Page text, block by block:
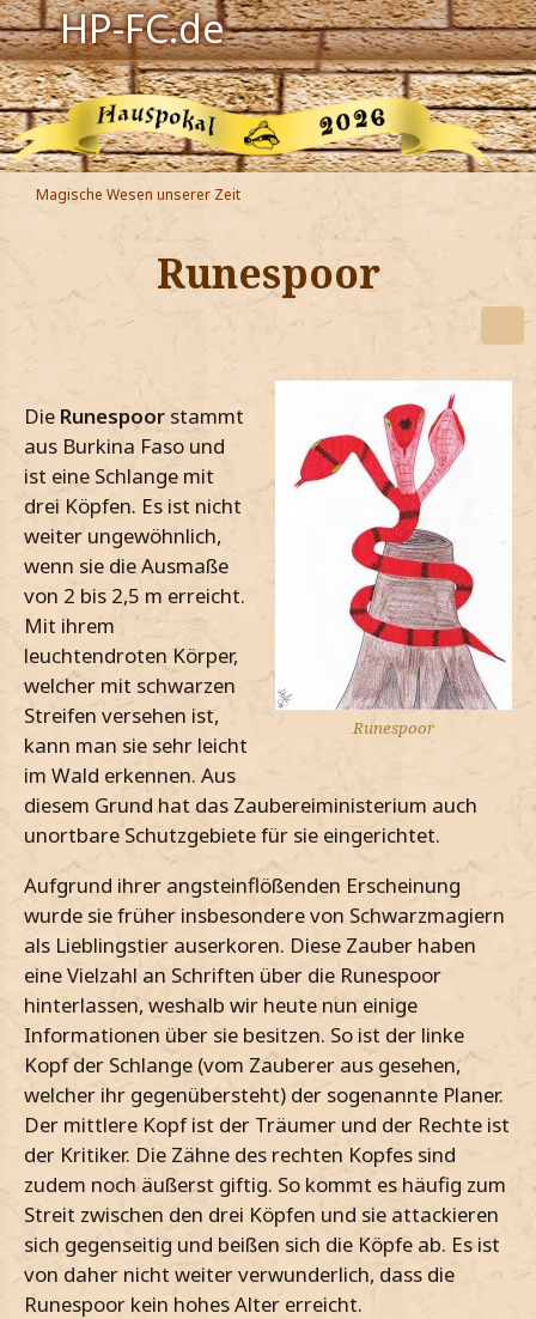
HP-FC.de
Navigation
Harry Potter
Der HP-FC
Hogwarts
Zauberwelt
Jetzt Fanclub-Mitglied werden!
Magische Wesen unserer Zeit
Runespoor
Runespoor
Die Runespoor stammt
aus Burkina Faso und
ist eine Schlange mit
drei Köpfen. Es ist nicht
weiter ungewöhnlich,
wenn sie die Ausmaße
von 2 bis 2,5 m erreicht.
Mit ihrem
leuchtendroten Körper,
welcher mit schwarzen
Streifen versehen ist,
kann man sie sehr leicht
im Wald erkennen. Aus
diesem Grund hat das Zaubereiministerium auch
unortbare Schutzgebiete für sie eingerichtet.
Aufgrund ihrer angsteinflößenden Erscheinung
wurde sie früher insbesondere von Schwarzmagiern
als Lieblingstier auserkoren. Diese Zauber haben
eine Vielzahl an Schriften über die Runespoor
hinterlassen, weshalb wir heute nun einige
Informationen über sie besitzen. So ist der linke
Kopf der Schlange (vom Zauberer aus gesehen,
welcher ihr gegenübersteht) der sogenannte Planer.
Der mittlere Kopf ist der Träumer und der Rechte ist
der Kritiker. Die Zähne des rechten Kopfes sind
zudem noch äußerst giftig. So kommt es häufig zum
Streit zwischen den drei Köpfen und sie attackieren
sich gegenseitig und beißen sich die Köpfe ab. Es ist
von daher nicht weiter verwunderlich, dass die
Runespoor kein hohes Alter erreicht.